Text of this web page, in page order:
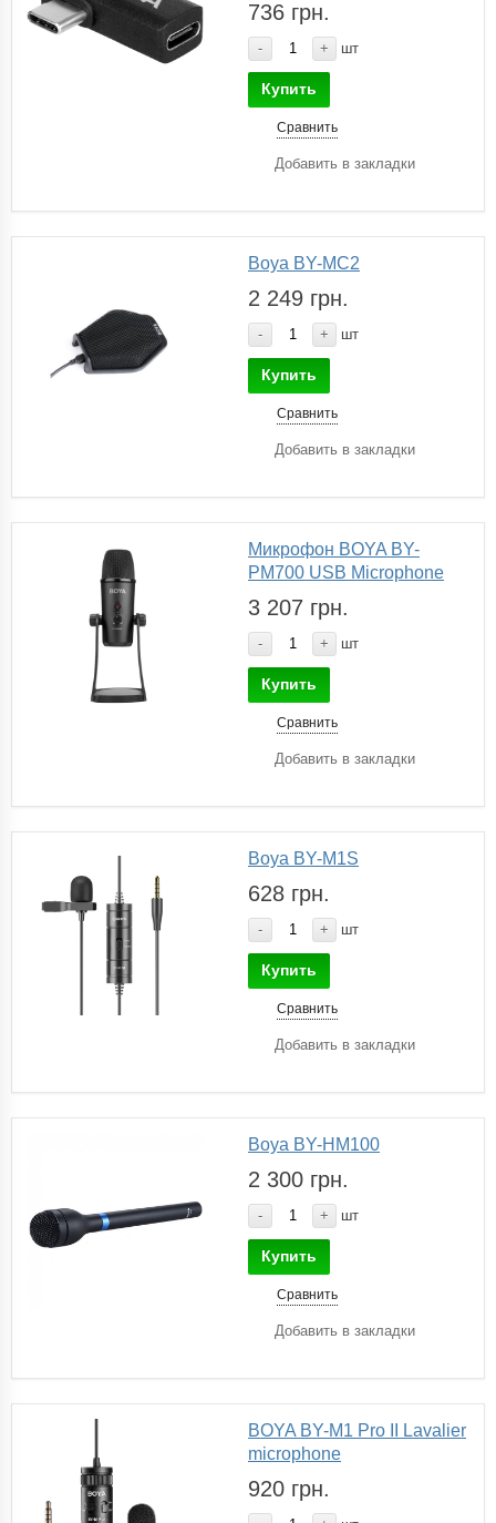
736 грн.
- + шт
Купить
Сравнить
Добавить в закладки
Boya BY-MC2
2 249 грн.
- + шт
Купить
Сравнить
Добавить в закладки
Микрофон BOYA BY-
PM700 USB Microphone
3 207 грн.
- + шт
Купить
Сравнить
Добавить в закладки
Boya BY-M1S
628 грн.
- + шт
Купить
Сравнить
Добавить в закладки
Boya BY-HM100
2 300 грн.
- + шт
Купить
Сравнить
Добавить в закладки
BOYA BY-M1 Pro II Lavalier
microphone
920 грн.